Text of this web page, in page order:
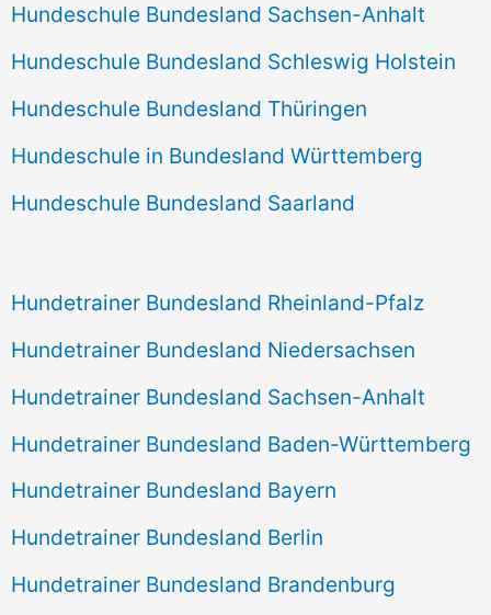
Hundeschule Bundesland Sachsen-Anhalt
Hundeschule Bundesland Schleswig Holstein
Hundeschule Bundesland Thüringen
Hundeschule in Bundesland Württemberg
Hundeschule Bundesland Saarland
Hundetrainer Bundesland Rheinland-Pfalz
Hundetrainer Bundesland Niedersachsen
Hundetrainer Bundesland Sachsen-Anhalt
Hundetrainer Bundesland Baden-Württemberg
Hundetrainer Bundesland Bayern
Hundetrainer Bundesland Berlin
Hundetrainer Bundesland Brandenburg